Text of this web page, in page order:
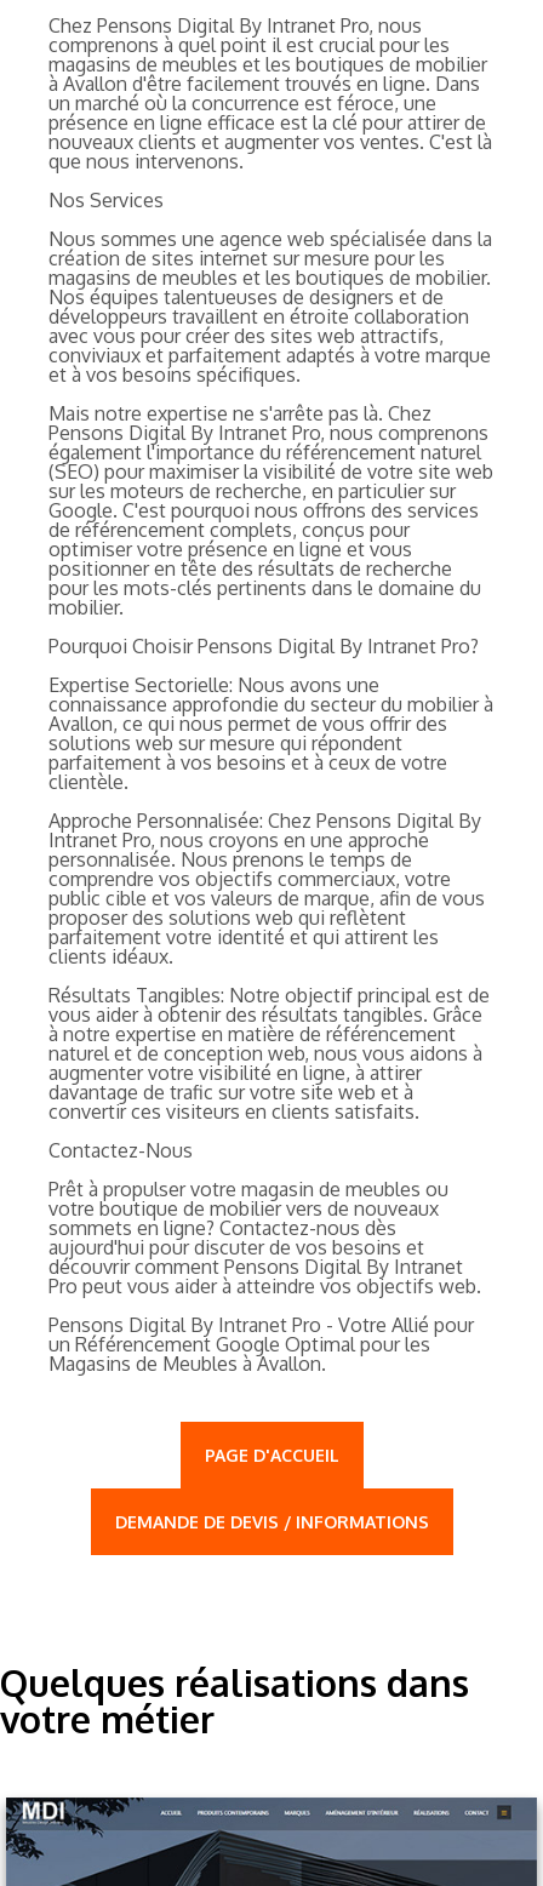
Chez Pensons Digital By Intranet Pro, nous
comprenons à quel point il est crucial pour les
magasins de meubles et les boutiques de mobilier
à Avallon d'être facilement trouvés en ligne. Dans
un marché où la concurrence est féroce, une
présence en ligne efficace est la clé pour attirer de
nouveaux clients et augmenter vos ventes. C'est là
que nous intervenons.
Nos Services
Nous sommes une agence web spécialisée dans la
création de sites internet sur mesure pour les
magasins de meubles et les boutiques de mobilier.
Nos équipes talentueuses de designers et de
développeurs travaillent en étroite collaboration
avec vous pour créer des sites web attractifs,
conviviaux et parfaitement adaptés à votre marque
et à vos besoins spécifiques.
Mais notre expertise ne s'arrête pas là. Chez
Pensons Digital By Intranet Pro, nous comprenons
également l'importance du référencement naturel
(SEO) pour maximiser la visibilité de votre site web
sur les moteurs de recherche, en particulier sur
Google. C'est pourquoi nous offrons des services
de référencement complets, conçus pour
optimiser votre présence en ligne et vous
positionner en tête des résultats de recherche
pour les mots-clés pertinents dans le domaine du
mobilier.
Pourquoi Choisir Pensons Digital By Intranet Pro?
Expertise Sectorielle: Nous avons une
connaissance approfondie du secteur du mobilier à
Avallon, ce qui nous permet de vous offrir des
solutions web sur mesure qui répondent
parfaitement à vos besoins et à ceux de votre
clientèle.
Approche Personnalisée: Chez Pensons Digital By
Intranet Pro, nous croyons en une approche
personnalisée. Nous prenons le temps de
comprendre vos objectifs commerciaux, votre
public cible et vos valeurs de marque, afin de vous
proposer des solutions web qui reflètent
parfaitement votre identité et qui attirent les
clients idéaux.
Résultats Tangibles: Notre objectif principal est de
vous aider à obtenir des résultats tangibles. Grâce
à notre expertise en matière de référencement
naturel et de conception web, nous vous aidons à
augmenter votre visibilité en ligne, à attirer
davantage de trafic sur votre site web et à
convertir ces visiteurs en clients satisfaits.
Contactez-Nous
Prêt à propulser votre magasin de meubles ou
votre boutique de mobilier vers de nouveaux
sommets en ligne? Contactez-nous dès
aujourd'hui pour discuter de vos besoins et
découvrir comment Pensons Digital By Intranet
Pro peut vous aider à atteindre vos objectifs web.
Pensons Digital By Intranet Pro - Votre Allié pour
un Référencement Google Optimal pour les
Magasins de Meubles à Avallon.
PAGE D'ACCUEIL
DEMANDE DE DEVIS / INFORMATIONS
Quelques réalisations dans
votre métier